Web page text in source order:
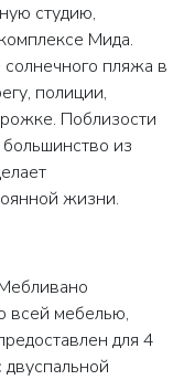
студию,
Мида.
пляжа в
полиции,
Поблизости
из
жизни.
всей мебелью,
для 4